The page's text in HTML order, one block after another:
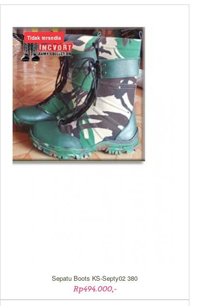
Sepatu Boots KS-Septy02 380
Rp494.000,-
Tidak tersedia